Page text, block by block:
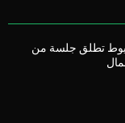
تطلق جلسة من